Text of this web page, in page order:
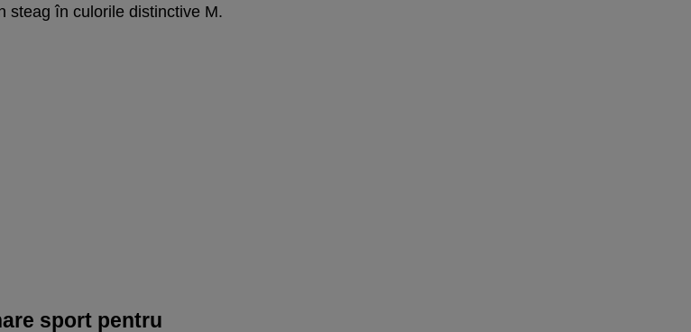
steag în culorile distinctive M.
sport pentru